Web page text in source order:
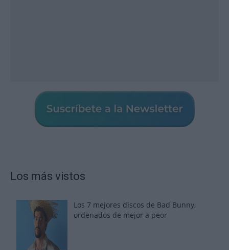
Los más vistos
Los 7 mejores discos de Bad Bunny,
ordenados de mejor a peor